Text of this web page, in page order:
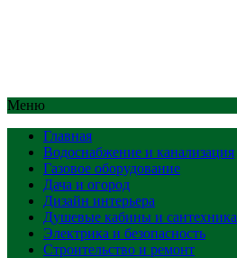
Меню
Главная
Водоснабжение и канализация
Газовое оборудование
Дача и огород
Дизайн интерьера
Душевые кабины и сантехника
Электрика и безопасность
Строительство и ремонт